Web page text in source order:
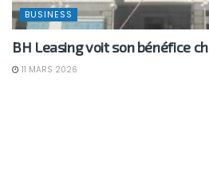
BUSINESS
BH Leasing voit son bénéfice
11 MARS 2026